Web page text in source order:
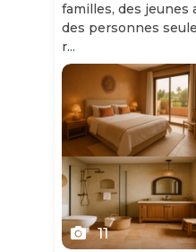
familles, des jeunes
des personnes
r...
Slide 1 of 11
11